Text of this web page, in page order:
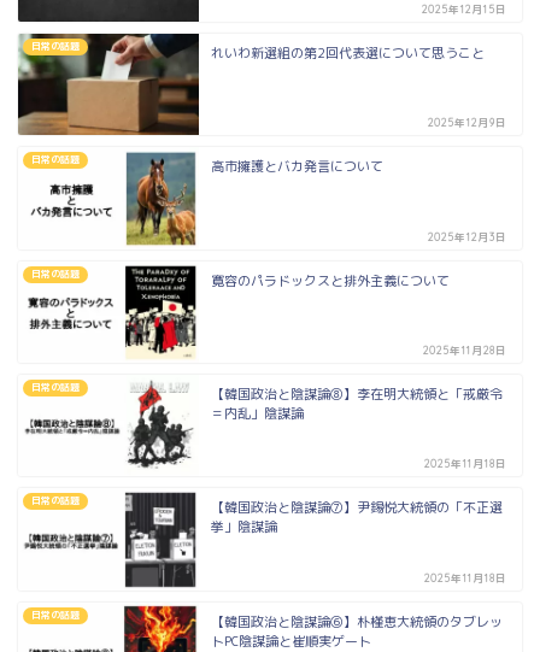
2025年12月15日
日常の話題 れいわ新選組の第2回代表選について思うこと
2025年12月9日
日常の話題 高市擁護とバカ発言について
2025年12月3日
日常の話題 寛容のパラドックスと排外主義について
2025年11月28日
日常の話題
【韓国政治と陰謀論⑧】李在明大統領と「戒厳令
＝内乱」陰謀論
2025年11月18日
日常の話題
【韓国政治と陰謀論⑦】尹錫悦大統領の「不正選
挙」陰謀論
2025年11月18日
日常の話題
【韓国政治と陰謀論⑥】朴槿恵大統領のタブレッ
トPC陰謀論と崔順実ゲート